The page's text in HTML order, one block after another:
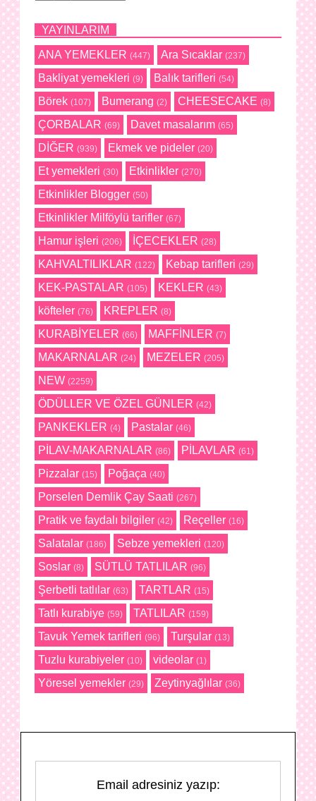
YAYINLARIM
ANA YEMEKLER (447) Ara Sıcaklar (237)
Bakliyat yemekleri (9) Balık tarifleri (54)
Börek (107) Bumerang (2) CHEESECAKE (8)
ÇORBALAR (69) Davet masalarım (65)
DİĞER (939) Ekmek ve pideler (20)
Et yemekleri (30) Etkinlikler (270)
Etkinlikler Blogger (50)
Etkinlikler Milföylü tarifler (67)
Hamur işleri (206) İÇECEKLER (28)
KAHVALTILIKLAR (122) Kebap tarifleri (29)
KEK-PASTALAR (105) KEKLER (43)
köfteler (76) KREPLER (8)
KURABİYELER (66) MAFFİNLER (7)
MAKARNALAR (24) MEZELER (205)
NEW (2259)
ÖDÜLLER VE ÖZEL GÜNLER (42)
PANKEKLER (4) Pastalar (46)
PİLAV-MAKARNALAR (86) PİLAVLAR (61)
Pizzalar (15) Poğaça (40)
Porselen Demlik Çay Saati (267)
Pratik ve faydalı bilgiler (42) Reçeller (16)
Salatalar (186) Sebze yemekleri (120)
Soslar (8) SÜTLÜ TATLILAR (96)
Şerbetli tatlılar (63) TARTLAR (15)
Tatlı kurabiye (59) TATLILAR (159)
Tavuk Yemek tarifleri (96) Turşular (13)
Tuzlu kurabiyeler (10) videolar (1)
Yöresel yemekler (29) Zeytinyağlılar (36)
Email adresiniz yazıp: